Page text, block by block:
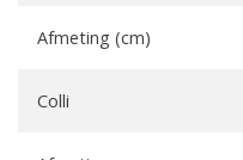
Afmeting (cm)
Colli